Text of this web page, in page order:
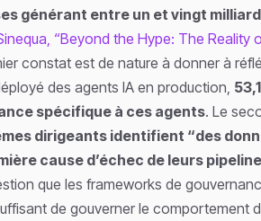
générant entre un et vingt
“Beyond the Hype: The Reality
constat est de nature à donner à
des agents IA en production,
spécifique à ces agents. Le
dirigeants identifient “des
cause d’échec de leurs
que les frameworks de
de gouverner le comportement